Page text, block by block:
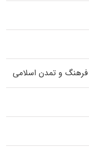
فرهنگ و تمدن اسلامی